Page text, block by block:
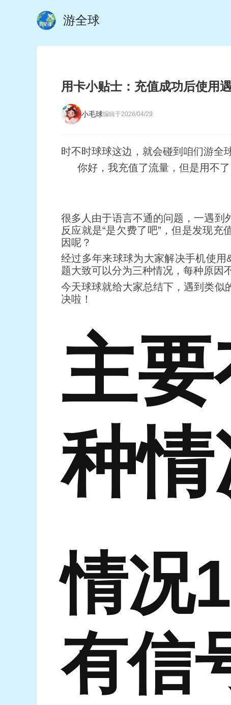
游全球
用卡小贴士：充值成功后使用
小毛球编辑于2026/04/29
时不时球球这边，就会碰到咱们游全
你好，我充值了流量，但是用不
很多人由于语言不通的问题，一遇到
反应就是“是欠费了吧”，但是发现
因呢？
经过多年来球球为大家解决手机使
题大致可以分为三种情况，每种原因
今天球球就给大家总结下，遇到类似
决啦！
主
种
情况
有信